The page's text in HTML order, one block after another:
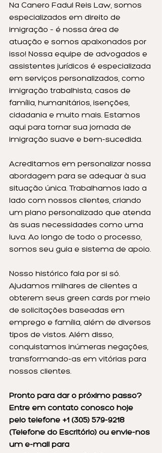
Na Canero Fadul Reis Law, somos
especializados em direito de
imigração – é nossa área de
atuação e somos apaixonados por
isso! Nossa equipe de advogados e
assistentes jurídicos é especializada
em serviços personalizados, como
imigração trabalhista, casos de
família, humanitários, isenções,
cidadania e muito mais. Estamos
aqui para tornar sua jornada de
imigração suave e bem-sucedida.
Acreditamos em personalizar nossa
abordagem para se adequar à sua
situação única. Trabalhamos lado a
lado com nossos clientes, criando
um plano personalizado que atenda
às suas necessidades como uma
luva. Ao longo de todo o processo,
somos seu guia e sistema de apoio.
Nosso histórico fala por si só.
Ajudamos milhares de clientes a
obterem seus green cards por meio
de solicitações baseadas em
emprego e família, além de diversos
tipos de vistos. Além disso,
conquistamos inúmeras negações,
transformando-as em vitórias para
nossos clientes.
Pronto para dar o próximo passo?
Entre em contato conosco hoje
pelo telefone +1 (305) 579-9218
(Telefone do Escritório) ou envie-nos
um e-mail para